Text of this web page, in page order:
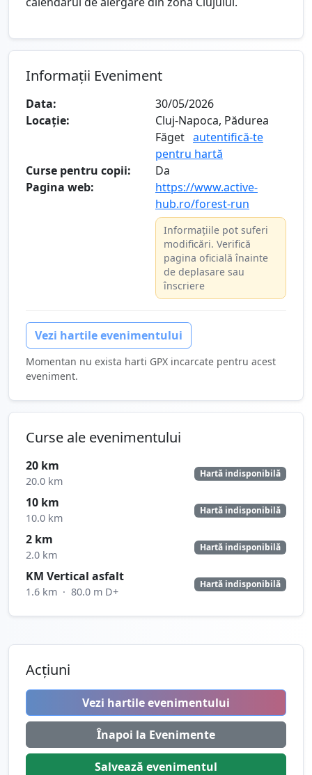
Informații Eveniment
Data:
30/05/2026
Locație:
Cluj-Napoca, Pădurea
Făget autentifică-te
pentru hartă
Curse pentru copii:
Da
Pagina web:
https://www.active-
hub.ro/forest-run
Informațiile pot suferi
modificări. Verifică
pagina oficială înainte
de deplasare sau
înscriere
Vezi hartile evenimentului
Momentan nu exista harti GPX incarcate pentru acest
eveniment.
Curse ale evenimentului
20 km
20.0 km
Hartă indisponibilă
10 km
10.0 km
Hartă indisponibilă
2 km
2.0 km
Hartă indisponibilă
KM Vertical asfalt
1.6 km · 80.0 m D+
Hartă indisponibilă
Acțiuni
Vezi hartile evenimentului
Înapoi la Evenimente
Salvează evenimentul